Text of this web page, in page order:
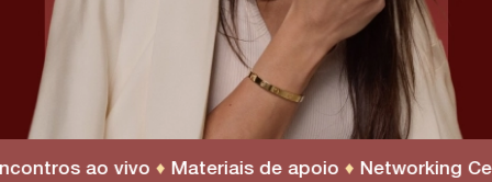
ao vivo ♦Materiais de apoio♦Networking